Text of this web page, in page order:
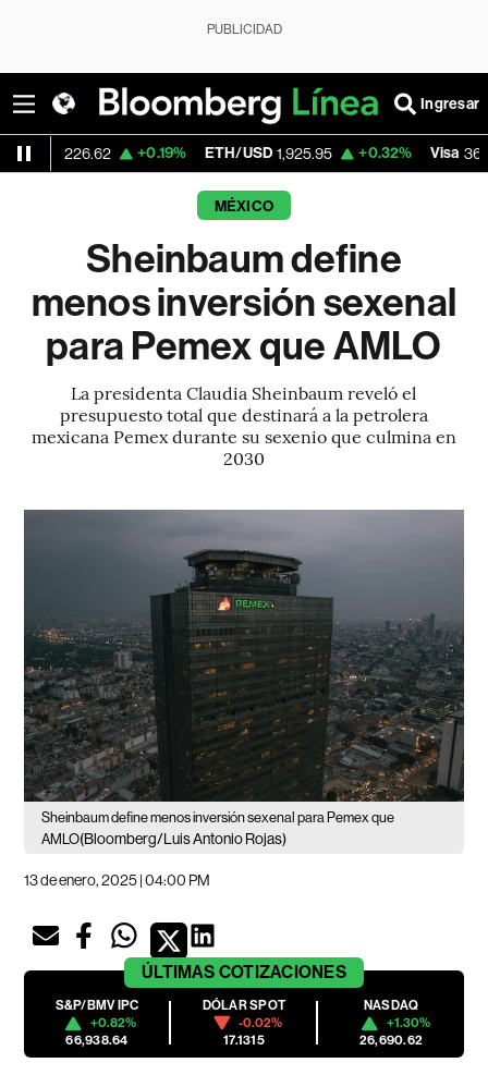
PUBLICIDAD
Ingresar
+0.19% ETH/USD 1,925.95 +0.32% Visa 362.50 -
MÉXICO
Sheinbaum define
menos inversión sexenal
para Pemex que AMLO
La presidenta Claudia Sheinbaum reveló el
presupuesto total que destinará a la petrolera
mexicana Pemex durante su sexenio que culmina en
2030
Sheinbaum define menos inversión sexenal para Pemex que
AMLO(Bloomberg/Luis Antonio Rojas)
13 de enero, 2025 | 04:00 PM
ÚLTIMAS COTIZACIONES
S&P/BMV IPC
+0.82%
66,938.64
DÓLAR SPOT
-0.02%
17.1315
NASDAQ
+1.30%
26,690.62